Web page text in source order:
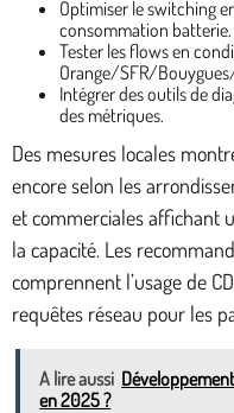
Optimiser le switching
consommation batterie.
Tester les flows en
Orange/SFR/
Intégrer des outils de
des métriques.
Des mesures locales
encore selon les
et commerciales affichant
la capacité. Les
comprennent l’usage de
requêtes réseau pour les
A lire aussi
en 2025 ?